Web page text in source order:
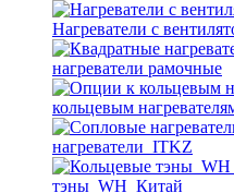
Нагреватели с
нагреватели рамочные
кольцевым
нагреватели_ITKZ
тэны_WH_Китай